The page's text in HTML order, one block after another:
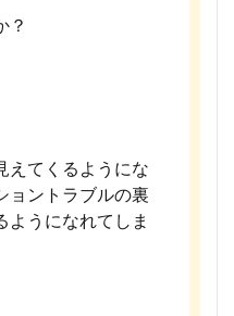
？
えてくるようにな
ョントラブルの裏
ようになれてしま